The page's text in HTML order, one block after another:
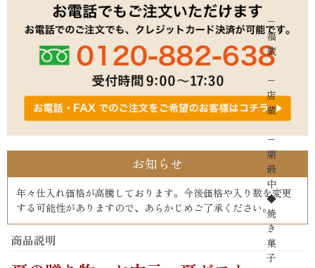
−
福
蔵
−
店
蔵
−
栗
最
中
◆
焼
き
菓
子
お知らせ
年々仕入れ価格が高騰しております。今後価格や入り数を変更
する可能性がありますので、あらかじめご了承ください。
商品説明